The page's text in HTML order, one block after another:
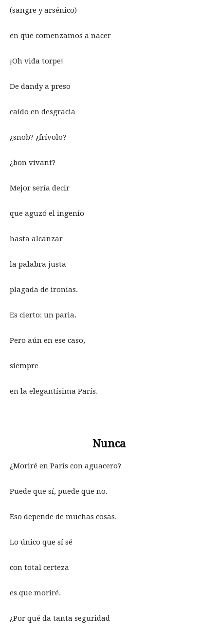
(sangre y arsénico)
en que comenzamos a nacer
¡Oh vida torpe!
De dandy a preso
caído en desgracia
¿snob? ¿frívolo?
¿bon vivant?
Mejor sería decir
que aguzó el ingenio
hasta alcanzar
la palabra justa
plagada de ironías.
Es cierto: un paria.
Pero aún en ese caso,
siempre
en la elegantísima París.
Nunca
¿Moriré en París con aguacero?
Puede que sí, puede que no.
Eso depende de muchas cosas.
Lo único que sí sé
con total certeza
es que moriré.
¿Por qué da tanta seguridad